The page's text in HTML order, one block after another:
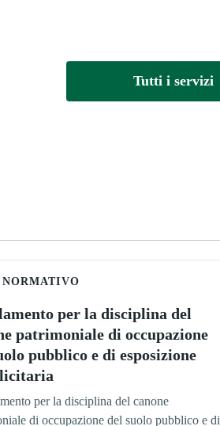
Tutti i servizi
per la disciplina del
patrimoniale di occupazione
pubblico e di esposizione
per la disciplina del canone
di occupazione del suolo pubblico e di